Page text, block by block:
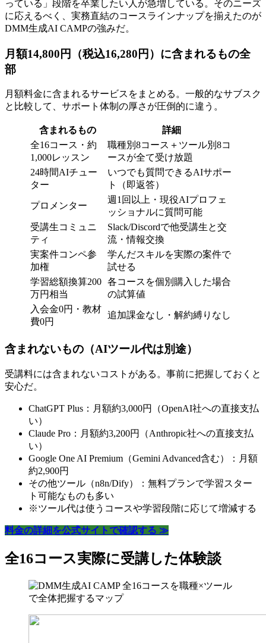
っている」段階を卒業したい人が急増している。そのニーズ
に応えるべく、実務直結のコースラインナップを揃えたのが
DMM生成AI CAMPの強みだ。
月額14,800円（税込16,280円）に含まれるもの全
部
月額料金に含まれるサービスをまとめる。一般的なサブスク
と比較して、サポート体制の厚さが圧倒的に違う。
含まれるもの
詳細
全16コース・約
1,000レッスン
職種別8コース＋ツール別8コ
ースが全て受け放題
24時間AIチュー
ター
いつでも質問できるAIサポー
ト（即返答）
プロメンター
週1回以上・現役AIプロフェ
ッショナルに質問可能
受講生コミュニ
ティ
Slack/Discordで他受講生と交
流・情報交換
実案件コンペ参
加権
学んだスキルを実際の案件で
試せる
学習総額換算200
万円相当
各コースを個別購入した場合
の試算値
入会金0円・教材
費0円
追加課金なし・解約縛りなし
含まれないもの（AIツール代は別途）
受講料には含まれないコストがある。事前に把握しておくと
安心だ。
ChatGPT Plus：月額約3,000円（OpenAI社への直接支払
い）
Claude Pro：月額約3,200円（Anthropic社への直接支払
い）
Google One AI Premium（Gemini Advanced含む）：月額
約2,900円
その他ツール（n8n/Dify）：無料プランで学習スター
ト可能なものも多い
※ツール代は使うコースや学習段階に応じて増減する
料金の詳細を公式サイトで確認する ≫
全16コース実際に受講した体験談